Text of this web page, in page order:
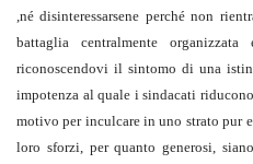
,né disinteressarsene perché non
battaglia centralmente
riconoscendovi il sintomo di una
impotenza al quale i sindacati
motivo per inculcare in uno strato pur
loro sforzi, per quanto generosi,